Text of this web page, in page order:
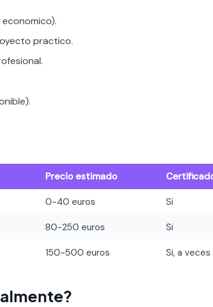
practico.
Precio estimado
0-40 euros Si
80-250 euros Si
150-500 euros Si, a